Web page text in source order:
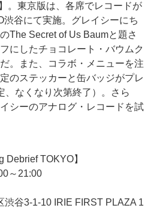
。東京版は、各席でレコードが
谷にて実施。グレイシーにち
The Secret of Us Baumと題さ
にしたチョコレート・バウムク
。また、コラボ・メニューを注
のステッカーと缶バッジがプレ
、なくなり次第終了）。さら
シーのアナログ・レコードを試
Debrief TOKYO】
～21:00
渋谷3-1-10 IRIE FIRST PLAZA 1